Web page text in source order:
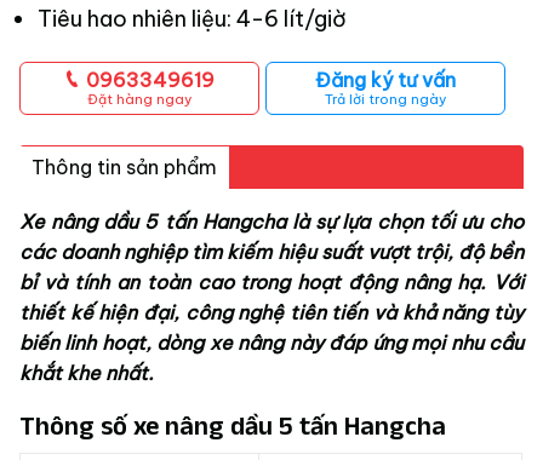
Tiêu hao nhiên liệu: 4-6 lít/giờ
0963349619
Đặt hàng ngay
Đăng ký tư vấn
Trả lời trong ngày
Thông tin sản phẩm
Xe nâng dầu 5 tấnHangcha là sự lựa chọn tối ưu cho
các doanh nghiệp tìm kiếm hiệu suất vượt trội, độ bền
bỉ và tính an toàn cao trong hoạt động nâng hạ. Với
thiết kế hiện đại, công nghệ tiên tiến và khả năng tùy
biến linh hoạt, dòngxe nângnày đáp ứng mọi nhu cầu
khắt khe nhất.
Thông số xe nâng dầu 5 tấn Hangcha